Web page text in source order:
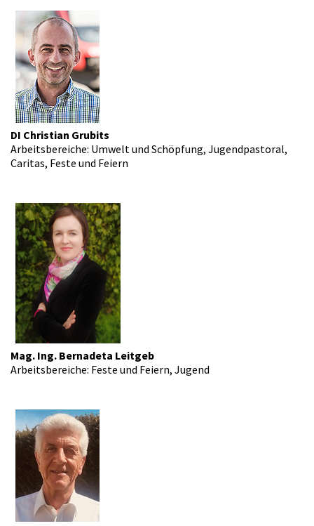
DI Christian Grubits
Arbeitsbereiche: Umwelt und Schöpfung, Jugendpastoral,
Caritas, Feste und Feiern
Mag. Ing. Bernadeta Leitgeb
Arbeitsbereiche: Feste und Feiern, Jugend